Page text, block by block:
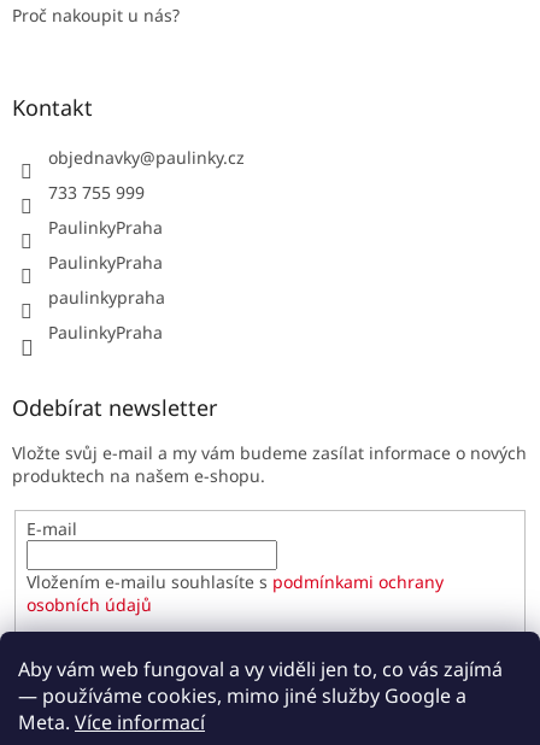
Aby vám web fungoval a vy viděli jen to, co vás zajímá
— používáme cookies, mimo jiné služby Google a
Meta. Více informací
Proč nakoupit u nás?
Kontakt
objednavky@paulinky.cz
733 755 999
PaulinkyPraha
PaulinkyPraha
paulinkypraha
PaulinkyPraha
Odebírat newsletter
Vložte svůj e-mail a my vám budeme zasílat informace o nových
produktech na našem e-shopu.
E-mail
Vložením e-mailu souhlasíte s podmínkami ochrany
osobních údajů
PŘIHLÁSIT SE